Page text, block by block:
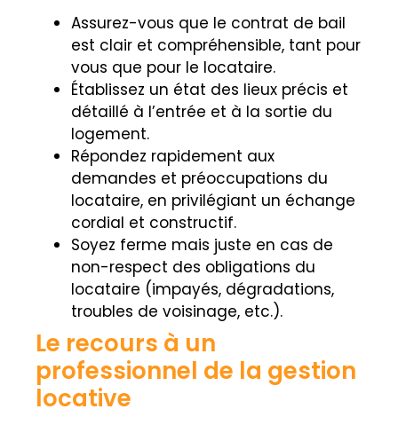
Assurez-vous que le contrat de bail
est clair et compréhensible, tant pour
vous que pour le locataire.
Établissez un état des lieux précis et
détaillé à l’entrée et à la sortie du
logement.
Répondez rapidement aux
demandes et préoccupations du
locataire, en privilégiant un échange
cordial et constructif.
Soyez ferme mais juste en cas de
non-respect des obligations du
locataire (impayés, dégradations,
troubles de voisinage, etc.).
Le recours à un
professionnel de la gestion
locative